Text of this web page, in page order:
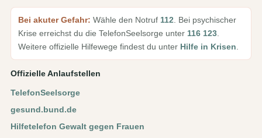
Bei akuter Gefahr: Wähle den Notruf 112 . Bei psychischer
Krise erreichst du die TelefonSeelsorge unter 116 123
Weitere offizielle Hilfewege findest du unter Hilfe in Krisen
Offizielle Anlaufstellen
TelefonSeelsorge
gesund.bund.de
Hilfetelefon Gewalt gegen Frauen